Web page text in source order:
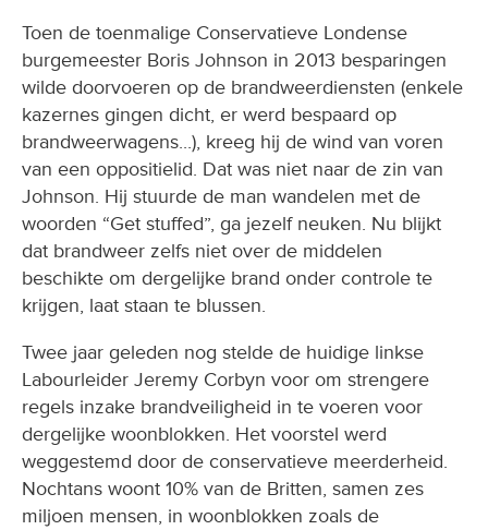
Toen de toenmalige Conservatieve Londense
burgemeester Boris Johnson in 2013 besparingen
wilde doorvoeren op de brandweerdiensten (enkele
kazernes gingen dicht, er werd bespaard op
brandweerwagens...), kreeg hij de wind van voren
van een oppositielid. Dat was niet naar de zin van
Johnson. Hij stuurde de man wandelen met de
woorden “Get stuffed”, ga jezelf neuken. Nu blijkt
dat brandweer zelfs niet over de middelen
beschikte om dergelijke brand onder controle te
krijgen, laat staan te blussen.
Twee jaar geleden nog stelde de huidige linkse
Labourleider Jeremy Corbyn voor om strengere
regels inzake brandveiligheid in te voeren voor
dergelijke woonblokken. Het voorstel werd
weggestemd door de conservatieve meerderheid.
Nochtans woont 10% van de Britten, samen zes
miljoen mensen, in woonblokken zoals de